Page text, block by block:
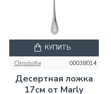
Christofle 00038014
Десертная ложка
17см от Marly
КУПИТЬ